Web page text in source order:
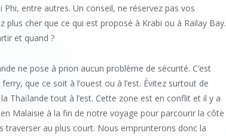
entre autres. Un conseil, ne réservez pas vos
plus cher que ce qui est proposé à Krabi ou à Railay Bay.
et quand ?
ne pose à priori aucun problème de sécurité. C’est
ferry, que ce soit à l’ouest ou à l’est. Évitez surtout de
Thaïlande tout à l’est. Cette zone est en conflit et il y a
Malaisie à la fin de notre voyage pour parcourir la côte
au plus court. Nous emprunterons donc la